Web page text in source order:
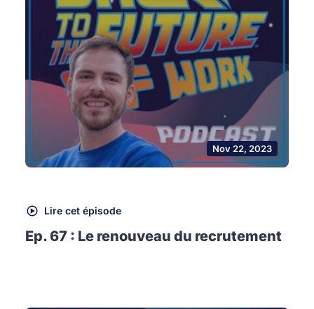
Nov 22, 2023
Lire cet épisode
Ep. 67 : Le renouveau du recrutement